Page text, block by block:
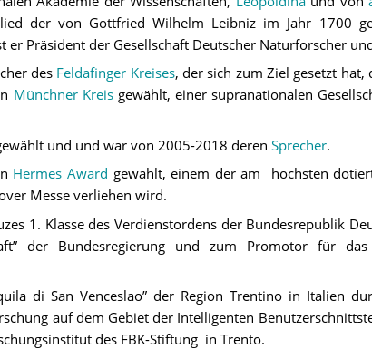
der von Gottfried Wilhelm Leibniz im Jahr 1700
er Präsident der Gesellschaft Deutscher Naturforscher
des Feldafinger Kreises, der sich zum Ziel gesetzt
Münchner Kreisgewählt, einer supranationalen
und und war von 2005-2018 derenSprecher.
Hermes Award gewählt, einem der am höchsten
Messe verliehen wird.
1. Klasse des Verdienstordens der Bundesrepublik
der Bundesregierung und zum Promotor für
di San Venceslao” der Region Trentino in Italien
auf dem Gebiet der Intelligenten
des FBK-Stiftung in Trento.